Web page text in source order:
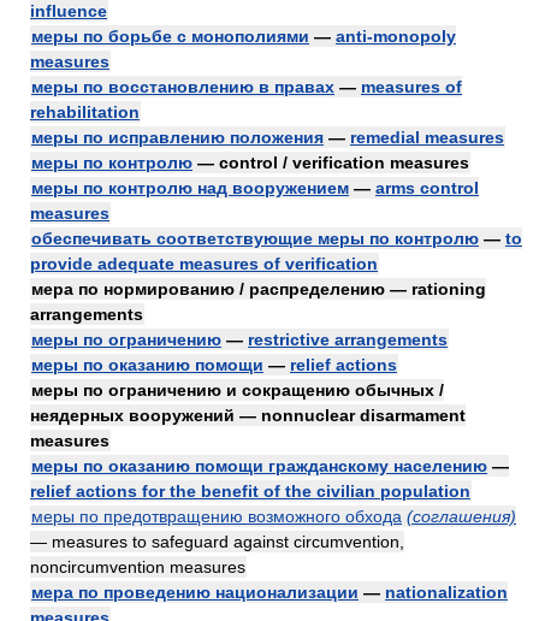
influence
меры по борьбе с монополиями — anti-monopoly
measures
меры по восстановлению в правах — measures of
rehabilitation
меры по исправлению положения — remedial measures
меры по контролю — control / verification measures
меры по контролю над вооружением — arms control
measures
обеспечивать соответствующие меры по контролю — to
provide adequate measures of verification
мера по нормированию / распределению — rationing
arrangements
меры по ограничению — restrictive arrangements
меры по оказанию помощи — relief actions
меры по ограничению и сокращению обычных /
неядерных вооружений — nonnuclear disarmament
measures
меры по оказанию помощи гражданскому населению —
relief actions for the benefit of the civilian population
меры по предотвращению возможного обхода (соглашения)
— measures to safeguard against circumvention,
noncircumvention measures
мера по проведению национализации — nationalization